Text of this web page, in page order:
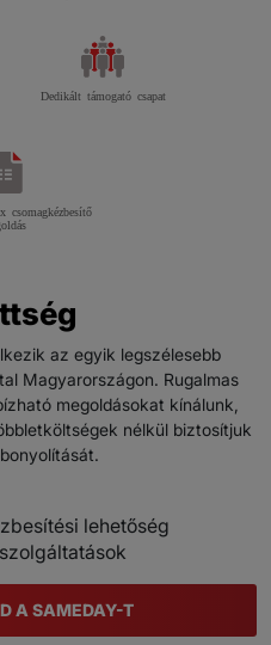
Dedikált támogató csapat
csomagkézbesítő
az egyik legszélesebb
Magyarországon. Rugalmas
megoldásokat kínálunk,
nélkül biztosítjuk
lehetőség
A SAMEDAY-T